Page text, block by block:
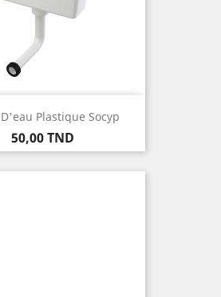
Plastique Socyp
Prix
50,00 TND